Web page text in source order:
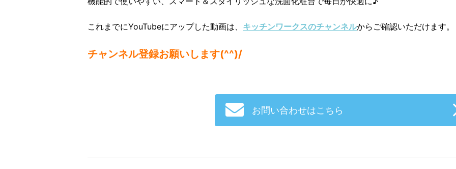
これまでにYouTubeにアップした動画は、 キッチンワークスのチャンネルからご確認いただけます。
チャンネル登録お願いします(^^)/
お問い合わせはこちら